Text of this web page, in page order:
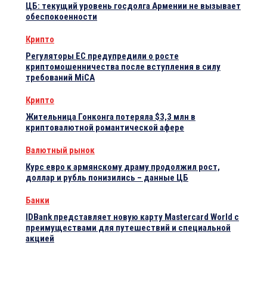
ЦБ: текущий уровень госдолга Армении не вызывает
обеспокоенности
Крипто
Регуляторы ЕС предупредили о росте
криптомошенничества после вступления в силу
требований MiCA
Крипто
Жительница Гонконга потеряла $3,3 млн в
криптовалютной романтической афере
Валютный рынок
Курс евро к армянскому драму продолжил рост,
доллар и рубль понизились – данные ЦБ
Банки
IDBank представляет новую карту Mastercard World с
преимуществами для путешествий и специальной
акцией